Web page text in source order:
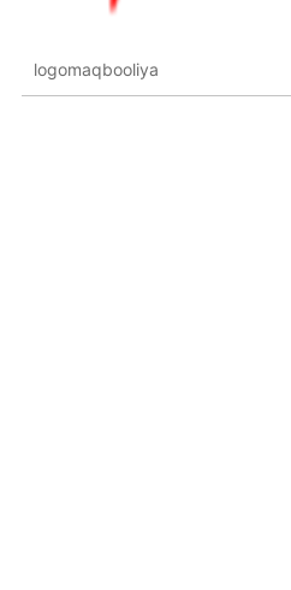
logomaqbooliya